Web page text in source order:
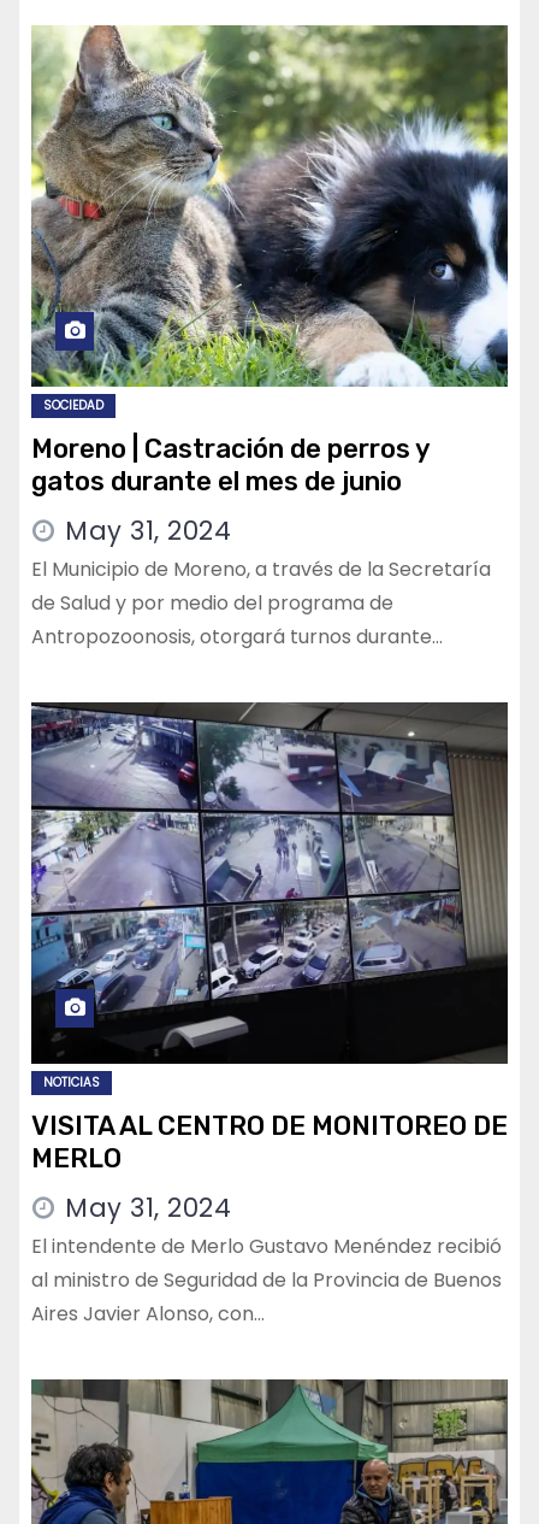
SOCIEDAD
Moreno | Castración de perros y
gatos durante el mes de junio
May 31, 2024
El Municipio de Moreno, a través de la Secretaría
de Salud y por medio del programa de
Antropozoonosis, otorgará turnos durante…
NOTICIAS
VISITA AL CENTRO DE MONITOREO DE
MERLO
May 31, 2024
El intendente de Merlo Gustavo Menéndez recibió
al ministro de Seguridad de la Provincia de Buenos
Aires Javier Alonso, con…